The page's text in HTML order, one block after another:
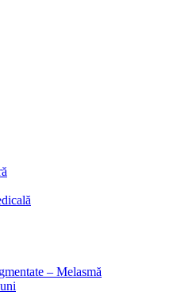
– Melasmă